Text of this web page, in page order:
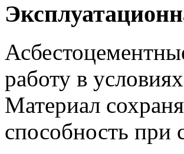
работу в
Материал
способность при